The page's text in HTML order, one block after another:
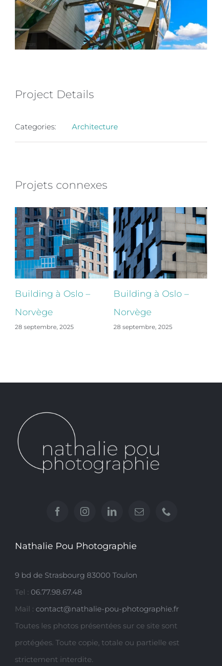
Project Details
Categories: Architecture
Projets connexes
Building à Oslo –
Norvège
28 septembre, 2025
Building à Oslo –
Norvège
28 septembre, 2025
Nathalie Pou Photographie
9 bd de Strasbourg 83000 Toulon
Tel : 06.77.98.67.48
Mail : contact@nathalie-pou-photographie.fr
Toutes les photos présentées sur ce site sont
protégées. Toute copie, totale ou partielle est
strictement interdite.